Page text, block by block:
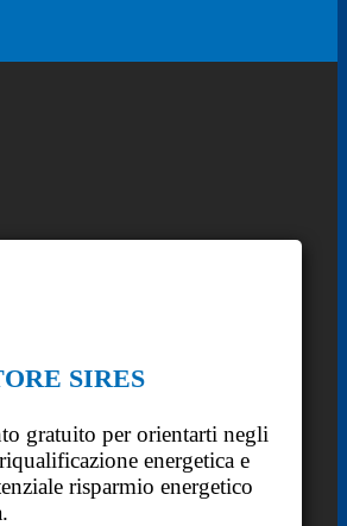
SIRES
gratuito per orientarti negli
energetica e
risparmio energetico